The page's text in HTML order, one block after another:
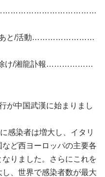
しあと/活動……………………
除け/湘龍訃報………………
が中国武漢に始まりまし
感染者は増大し、イタリ
ど西ヨーロッパの主要各
りました。さらにこれを
、世界で感染者数が最大